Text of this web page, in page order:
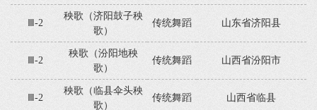
Ⅲ-2
秧歌（济阳鼓子秧
歌）
传统舞蹈 山东省济阳县
Ⅲ-2
秧歌（汾阳地秧
歌）
传统舞蹈 山西省汾阳市
Ⅲ-2
秧歌（临县伞头秧
歌）
传统舞蹈 山西省临县